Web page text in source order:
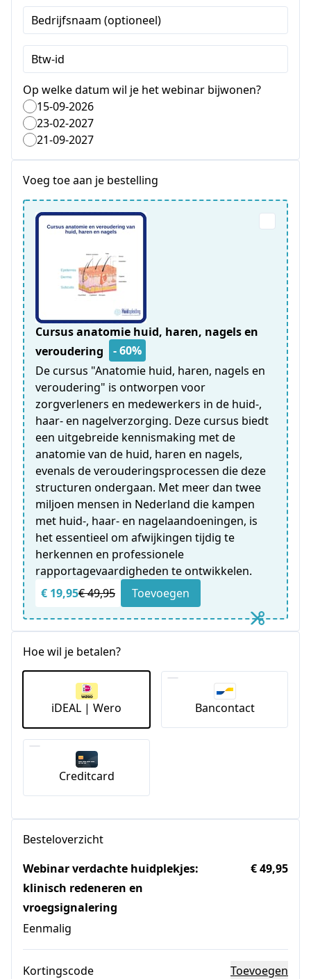
Bedrijfsnaam (optioneel)
Btw-id
Op welke datum wil je het webinar bijwonen?
15-09-2026
23-02-2027
21-09-2027
Voeg toe aan je bestelling
Cursus anatomie huid, haren, nagels en
veroudering
- 60%
De cursus "Anatomie huid, haren, nagels en
veroudering" is ontworpen voor
zorgverleners en medewerkers in de huid-,
haar- en nagelverzorging. Deze cursus biedt
een uitgebreide kennismaking met de
anatomie van de huid, haren en nagels,
evenals de verouderingsprocessen die deze
structuren ondergaan. Met meer dan twee
miljoen mensen in Nederland die kampen
met huid-, haar- en nagelaandoeningen, is
het essentieel om afwijkingen tijdig te
herkennen en professionele
rapportagevaardigheden te ontwikkelen.
€ 19,95€ 49,95 Toevoegen
Hoe wil je betalen?
iDEAL | Wero Bancontact
Creditcard
Besteloverzicht
Webinar verdachte huidplekjes:
klinisch redeneren en
vroegsignalering
Eenmalig
€ 49,95
Kortingscode Toevoegen